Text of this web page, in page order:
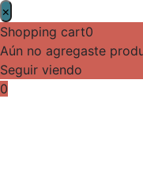
×
Shopping cart0
Aún no agregaste
Seguir viendo
0